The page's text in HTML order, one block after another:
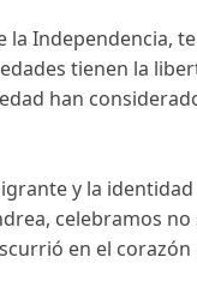
Independencia,
tienen la
han
y la
celebramos
en el